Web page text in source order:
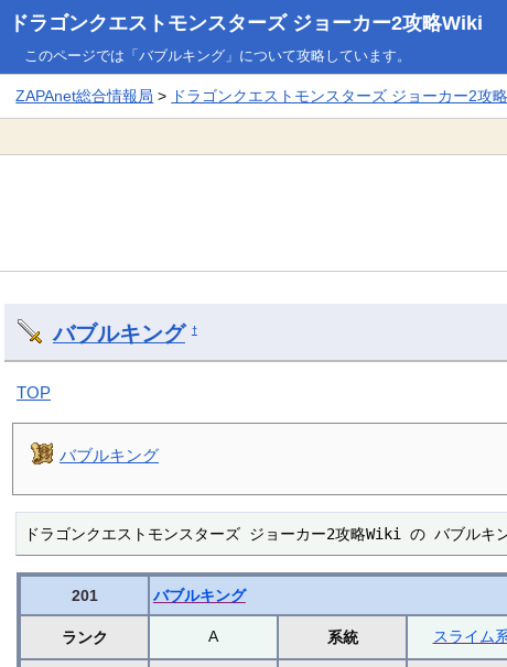
ドラゴンクエストモンスターズ ジョーカー2攻略Wiki
このページでは「バブルキング」について攻略しています。
ZAPAnet総合情報局 > ドラゴンクエストモンスターズ ジョーカー2攻
バブルキング †
TOP
バブルキング
ドラゴンクエストモンスターズ ジョーカー2攻略Wiki の バブルキ
201 バブルキング
ランク A 系統 スライム